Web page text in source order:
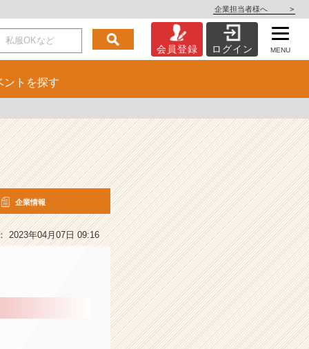
企業担当者様へ >
会員登録 ログイン MENU
ント を探す
企業情報
2023年04月07日 09:16